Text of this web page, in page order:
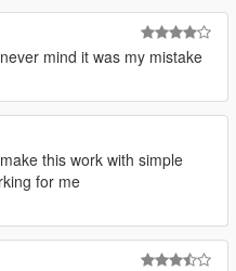
mind it was my mistake
this work with simple
for me